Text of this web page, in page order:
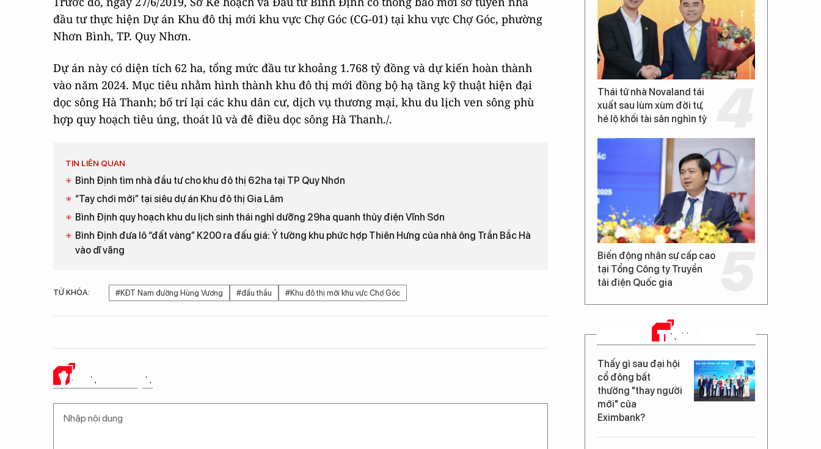
đầu tư thực hiện Dự án Khu đô thị mới khu vực Chợ Góc (CG-01) tại khu vực Chợ Góc, phường
Nhơn Bình, TP. Quy Nhơn.
Dự án này có diện tích 62 ha, tổng mức đầu tư khoảng 1.768 tỷ đồng và dự kiến hoàn thành
vào năm 2024. Mục tiêu nhằm hình thành khu đô thị mới đồng bộ hạ tầng kỹ thuật hiện đại
dọc sông Hà Thanh; bố trí lại các khu dân cư, dịch vụ thương mại, khu du lịch ven sông phù
hợp quy hoạch tiêu úng, thoát lũ và đê điều dọc sông Hà Thanh./.
TIN LIÊN QUAN
Bình Định tìm nhà đầu tư cho khu đô thị 62ha tại TP Quy Nhơn
“Tay chơi mới” tại siêu dự án Khu đô thị Gia Lâm
Bình Định quy hoạch khu du lịch sinh thái nghỉ dưỡng 29ha quanh thủy điện Vĩnh Sơn
Bình Định đưa lô “đất vàng” K200 ra đấu giá: Ý tưởng khu phức hợp Thiên Hưng của nhà ông Trần Bắc Hà
vào dĩ vãng
TỪ KHÓA: #KĐT Nam đường Hùng Vương #đấu thầu #Khu đô thị mới khu vực Chợ Góc
Ý KIẾN CỦA BẠN
Thái tử nhà Novaland tái
xuất sau lùm xùm đời tư,
hé lộ khối tài sản nghìn tỷ
Biến động nhân sự cấp cao
tại Tổng Công ty Truyền
tải điện Quốc gia
TIN MỚI
Thấy gì sau đại hội
cổ đông bất
thường "thay người
mới" của
Eximbank?